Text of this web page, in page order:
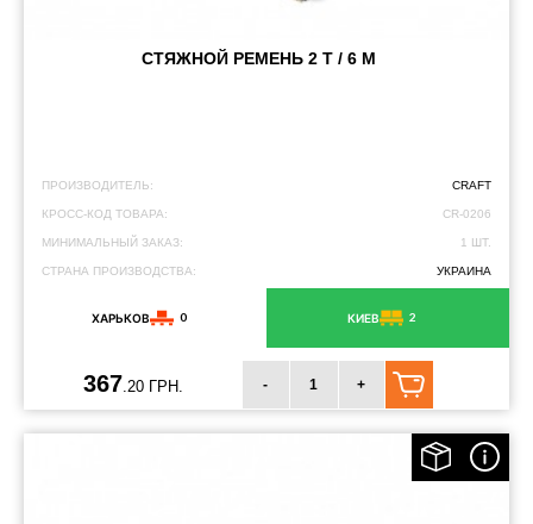
СТЯЖНОЙ РЕМЕНЬ 2 Т / 6 М
ПРОИЗВОДИТЕЛЬ: CRAFT
КРОСС-КОД ТОВАРА: CR-0206
МИНИМАЛЬНЫЙ ЗАКАЗ: 1 ШТ.
СТРАНА ПРОИЗВОДСТВА: УКРАИНА
ХАРЬКОВ 0 КИЕВ 2
367 .20 ГРН. - +